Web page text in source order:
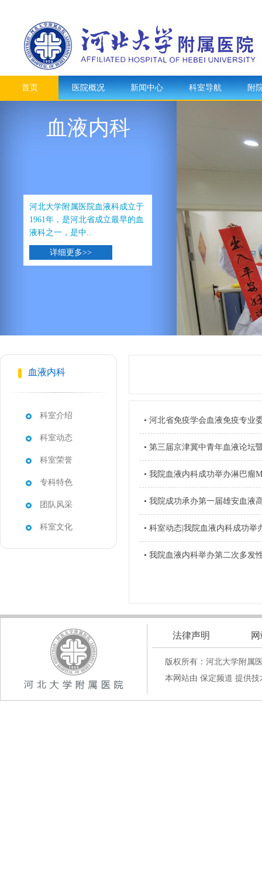
首页 医院概况 新闻中心 科室导航 附
血液内科
河北大学附属医院血液科成立于
1961年，是河北省成立最早的血
液科之一，是中..
详细更多>>
血液内科
科室介绍
科室动态
科室荣誉
专科特色
团队风采
科室文化
• 河北省免疫学会血液免疫专业
• 第三届京津冀中青年血液论坛
• 我院血液内科成功举办淋巴瘤
• 我院成功承办第一届雄安血液
• 科室动态|我院血液内科成功举
• 我院血液内科举办第二次多发
法律声明
版权所有：河北大学附
本网站由 保定频道 提供